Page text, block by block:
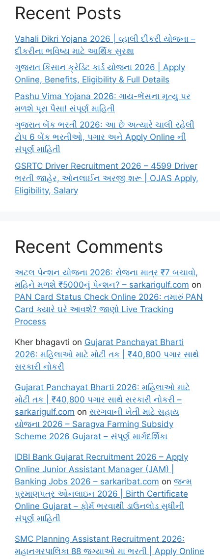
Recent Posts
Vahali Dikri Yojana 2026 | વ્હાલી દીકરી યોજના –
દીકરીના ભવિષ્ય માટે આર્થિક સુરક્ષા
ગુજરાત કિસાન ક્રેડિટ કાર્ડ યોજના 2026 | Apply
Online, Benefits, Eligibility & Full Details
Pashu Vima Yojana 2026: ગાય-ભેંસના મૃત્યુ પર
મળશે પૂરા પૈસા! સંપૂર્ણ માહિતી
ગુજરાત બેંક ભરતી 2026: આ છે અત્યારે ચાલી રહેલી
ટોપ 6 બેંક ભરતીઓ, પગાર અને Apply Online ની
સંપૂર્ણ માહિતી
GSRTC Driver Recruitment 2026 – 4599 Driver
ભરતી જાહેર, ઓનલાઈન અરજી શરૂ | OJAS Apply,
Eligibility, Salary
Recent Comments
અટલ પેન્શન યોજના 2026: રોજના માત્ર ₹7 બચાવો,
મહિને મળશે ₹5000નું પેન્શન? – sarkarigulf.com on
PAN Card Status Check Online 2026: તમારું PAN
Card ક્યારે ઘરે આવશે? જાણો Live Tracking
Process
Kher bhagavti on Gujarat Panchayat Bharti
2026: મહિલાઓ માટે મોટી તક | ₹40,800 પગાર સાથે
સરકારી નોકરી
Gujarat Panchayat Bharti 2026: મહિલાઓ માટે
મોટી તક | ₹40,800 પગાર સાથે સરકારી નોકરી –
sarkarigulf.com on સરગવાની ખેતી માટે સહાય
યોજના 2026 – Saragva Farming Subsidy
Scheme 2026 Gujarat – સંપૂર્ણ માર્ગદર્શિકા
IDBI Bank Gujarat Recruitment 2026 – Apply
Online Junior Assistant Manager (JAM) |
Banking Jobs 2026 – sarkaribat.com on જન્મ
પ્રમાણપત્ર ઓનલાઇન 2026 | Birth Certificate
Online Gujarat – ફોર્મ ભરવાથી ડાઉનલોડ સુધીની
સંપૂર્ણ માહિતી
SMC Planning Assistant Recruitment 2026:
મહાનગરપાલિકા 88 જગ્યાઓ મા ભરતી | Apply Online